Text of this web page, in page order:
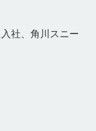
社、角川スニー